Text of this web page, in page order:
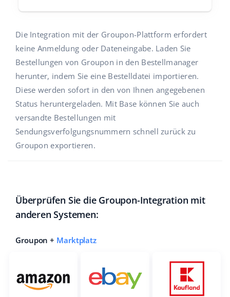
Die Integration mit der Groupon-Plattform erfordert
keine Anmeldung oder Dateneingabe. Laden Sie
Bestellungen von Groupon in den Bestellmanager
herunter, indem Sie eine Bestelldatei importieren.
Diese werden sofort in den von Ihnen angegebenen
Status heruntergeladen. Mit Base können Sie auch
versandte Bestellungen mit
Sendungsverfolgungsnummern schnell zurück zu
Groupon exportieren.
Überprüfen Sie die Groupon-Integration mit
anderen Systemen:
Groupon + Marktplatz